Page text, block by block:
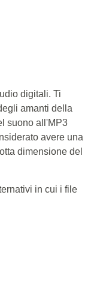
digitali. Ti
amanti della
suono all'MP3
avere una
dimensione del
in cui i file